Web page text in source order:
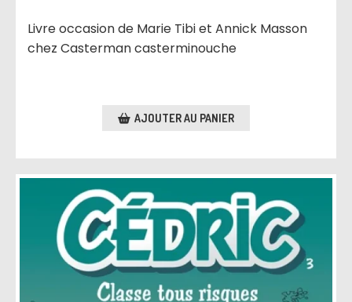
Livre occasion de Marie Tibi et Annick Masson
chez Casterman casterminouche
AJOUTER AU PANIER